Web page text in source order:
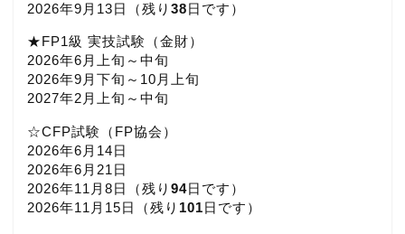
2026年9月13日（残り 38日です）
★FP1級 実技試験（金財）
2026年6月上旬～中旬
2026年9月下旬～10月上旬
2027年2月上旬～中旬
☆CFP試験（FP協会）
2026年6月14日
2026年6月21日
2026年11月8日（残り 94日です）
2026年11月15日（残り 101日です）